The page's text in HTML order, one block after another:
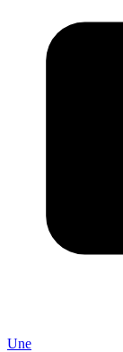
Une